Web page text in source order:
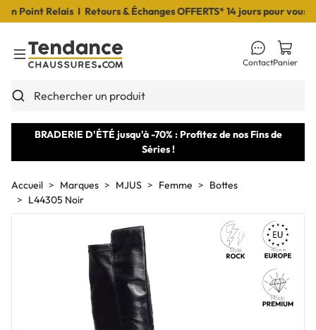
Point Relais I Retours & Échanges OFFERTS* 14 jours pour vous
Toggle Menu
Rechercher un produit
ContactPanier
BRADERIE D'ÉTÉ jusqu'à -70% : Profitez de nos Fins de
Séries !
Accueil Marques MJUS Femme
Bottes
L44305 Noir